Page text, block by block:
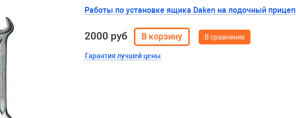
Работы по установке ящика Daken на лодочный прицеп
2000 руб
Гарантия лучшей цены
В сравнение